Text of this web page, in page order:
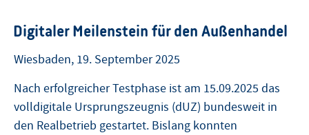
Digitaler Meilenstein für den Außenhandel
Wiesbaden, 19. September 2025
Nach erfolgreicher Testphase ist am 15.09.2025 das
volldigitale Ursprungszeugnis (dUZ) bundesweit in
den Realbetrieb gestartet. Bislang konnten